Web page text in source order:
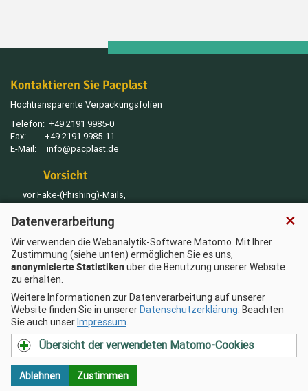
Datenverarbeitung
Wir verwenden die Webanalytik-Software Matomo. Mit Ihrer
Zustimmung (siehe unten) ermöglichen Sie es uns,
anonymisierte Statistiken über die Benutzung unserer Website
zu erhalten.
Weitere Informationen zur Datenverarbeitung auf unserer
Website finden Sie in unserer Datenschutzerklärung . Beachten
Sie auch unser Impressum
Übersicht der verwendeten Matomo-Cookies
Ablehnen Zustimmen
×
Kontaktieren Sie Pacplast
Hochtransparente Verpackungsfolien
Telefon: +49 2191 9985-0
Fax: +49 2191 9985-11
E-Mail: info@pacplast.de
Vorsicht
vor Fake-(Phishing)-Mails,
die eine geänderte Bankverbindung
Sitemap
AGB
Datenschutz
© 2026 Pacplast GmbH. Am Eichholz 7 . 42897
Remscheid